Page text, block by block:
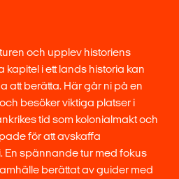
och upplev historiens
kapitel i ett lands historia kan
att berätta. Här går ni på en
besöker viktiga platser i
tid som kolonialmakt och
för att avskaffa
En spännande tur med fokus
berättat av guider med